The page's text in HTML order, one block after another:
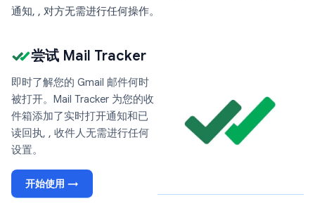
通知, , 对方无需进行任何操作。
尝试 Mail Tracker
即时了解您的 Gmail 邮件何时
被打开。Mail Tracker 为您的收
件箱添加了实时打开通知和已
读回执, , 收件人无需进行任何
设置。
开始使用 →